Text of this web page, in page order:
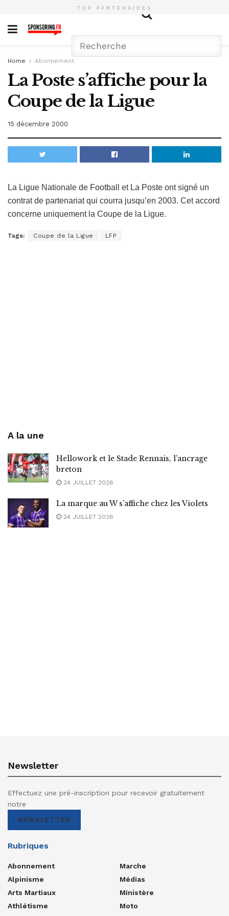
TOP PARTENAIRES
Home Abonnement
La Poste s’affiche pour la
Coupe de la Ligue
15 décembre 2000
La Ligue Nationale de Football et La Poste ont signé un
contrat de partenariat qui courra jusqu’en 2003. Cet accord
concerne uniquement la Coupe de la Ligue.
Tags: Coupe de la Ligue LFP
A la une
Hellowork et le Stade Rennais, l’ancrage
breton
24 JUILLET 2026
La marque au W s’affiche chez les Violets
24 JUILLET 2026
Newsletter
Effectuez une pré-inscription pour recevoir gratuitement
notre
NEWSLETTER
Rubriques
Abonnement
Alpinisme
Arts Martiaux
Athlétisme
Marche
Médias
Ministère
Moto